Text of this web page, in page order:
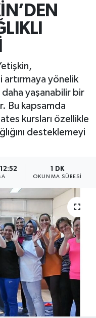
artırmaya yönelik
yaşanabilir bir
Bu kapsamda
kursları özellikle
desteklemeyi
1 DK
OKUNMA SÜRESI